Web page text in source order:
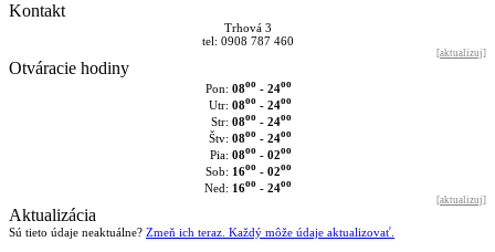
Kontakt
Trhová 3
tel: 0908 787 460
[aktualizuj]
Otváracie hodiny
Pon: 08oo- 24oo
Utr: 08oo- 24oo
Str: 08oo- 24oo
Štv: 08oo- 24oo
Pia: 08oo- 02oo
Sob: 16oo- 02oo
Ned: 16oo- 24oo
[aktualizuj]
Aktualizácia
Sú tieto údaje neaktuálne? Zmeň ich teraz. Každý môže údaje aktualizovať.